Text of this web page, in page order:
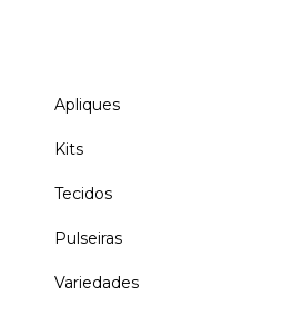
Apliques
Kits
Tecidos
Pulseiras
Variedades